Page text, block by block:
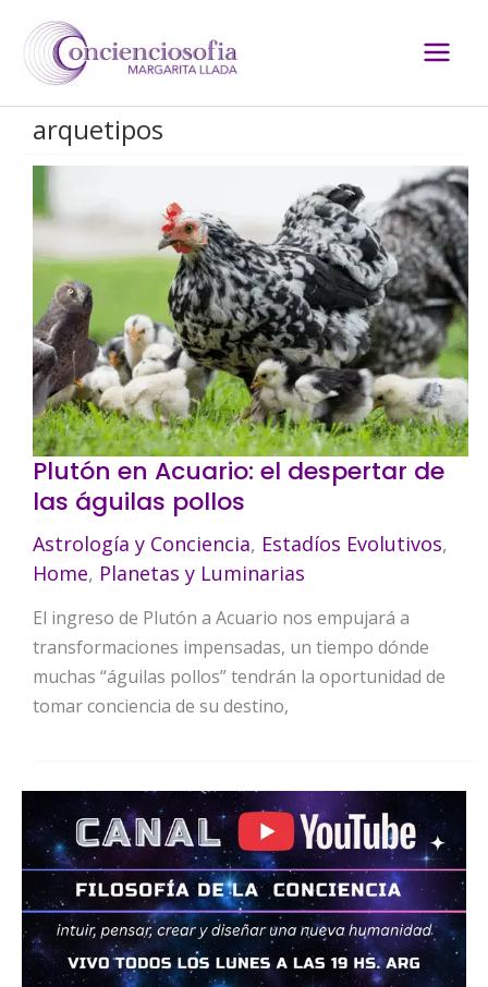
contenido
arquetipos
Plutón en Acuario: el despertar de
las águilas pollos
Astrología y Conciencia, Estadíos Evolutivos,
Home, Planetas y Luminarias
El ingreso de Plutón a Acuario nos empujará a
transformaciones impensadas, un tiempo dónde
muchas “águilas pollos” tendrán la oportunidad de
tomar conciencia de su destino,